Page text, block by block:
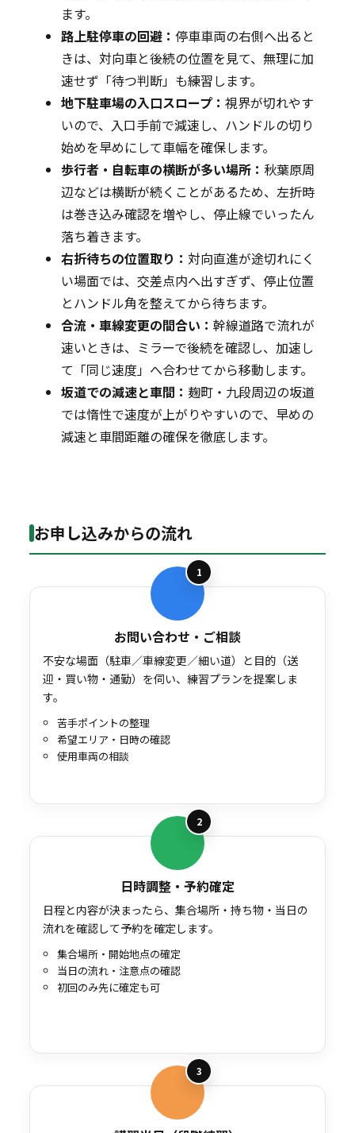
ます。
路上駐停車の回避：停車車両の右側へ出ると
きは、対向車と後続の位置を見て、無理に加
速せず「待つ判断」も練習します。
地下駐車場の入口スロープ：視界が切れやす
いので、入口手前で減速し、ハンドルの切り
始めを早めにして車幅を確保します。
歩行者・自転車の横断が多い場所： 秋葉原周
辺などは横断が続くことがあるため、左折時
は巻き込み確認を増やし、停止線でいったん
落ち着きます。
右折待ちの位置取り：対向直進が途切れにく
い場面では、交差点内へ出すぎず、停止位置
とハンドル角を整えてから待ちます。
合流・車線変更の間合い：幹線道路で流れが
速いときは、ミラーで後続を確認し、加速し
て「同じ速度」へ合わせてから移動します。
坂道での減速と車間： 麹町・九段周辺の坂道
では惰性で速度が上がりやすいので、早めの
減速と車間距離の確保を徹底します。
お申し込みからの流れ
1
お問い合わせ・ご相談
不安な場面（駐車／車線変更／細い道）と目的（送
迎・買い物・通勤）を伺い、練習プランを提案しま
す。
苦手ポイントの整理
希望エリア・日時の確認
使用車両の相談
2
日時調整・予約確定
日程と内容が決まったら、集合場所・持ち物・当日の
流れを確認して予約を確定します。
集合場所・開始地点の確定
当日の流れ・注意点の確認
初回のみ先に確定も可
3